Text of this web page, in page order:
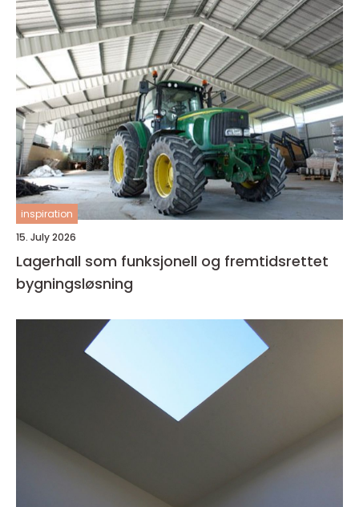
inspiration
15. July 2026
Lagerhall som funksjonell og fremtidsrettet
bygningsløsning